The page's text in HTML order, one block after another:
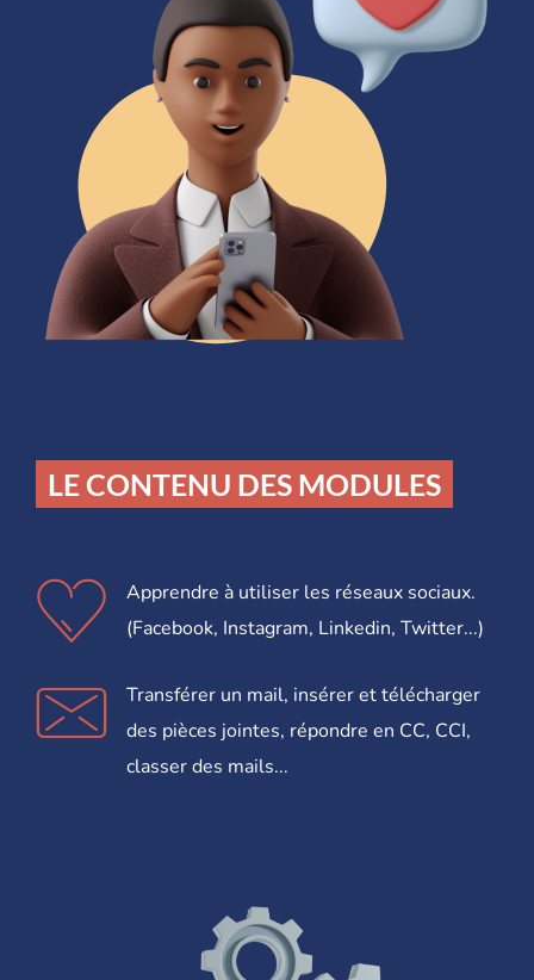
LE CONTENU DES MODULES
Apprendre à utiliser les réseaux sociaux.
(Facebook, Instagram, Linkedin, Twitter...)
Transférer un mail, insérer et télécharger
des pièces jointes, répondre en CC, CCI,
classer des mails...